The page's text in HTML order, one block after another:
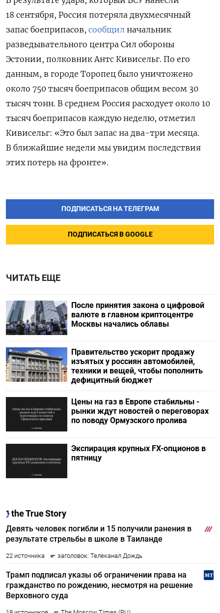
18 сентября, Россия потеряла двухмесячный
запас боеприпасов, сообщил начальник
разведывательного центра Сил обороны
Эстонии, полковник Антс Кивисельг. По его
данным, в городе Торопец было уничтожено
около 750 тысяч боеприпасов общим весом 30
тысяч тонн. В среднем Россия расходует около 10
тысяч боеприпасов каждую неделю, отметил
Кивисельг: «Это был запас на два-три месяца.
В ближайшие недели мы увидим последствия
этих потерь на фронте».
ПОДПИСАТЬСЯ НА ТЕЛЕГРАМ
ПОДПИСАТЬСЯ В GOOGLE
ЧИТАТЬ ЕЩЕ
После принятия закона о цифровой
валюте в главном криптоцентре
Москвы начались облавы
Правительство ускорит продажу
изъятых у россиян автомобилей,
техники и вещей, чтобы пополнить
дефицитный бюджет
Цены на газ в Европе стабильны -
рынки ждут новостей о переговорах
по поводу Ормузского пролива
Экспирация крупных FX-опционов в
пятницу